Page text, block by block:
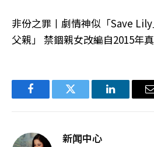
非份之罪丨劇情神似「Save
父親」 禁錮親女改編自2015年
FacebookTwitter LinkedIn
新闻中心